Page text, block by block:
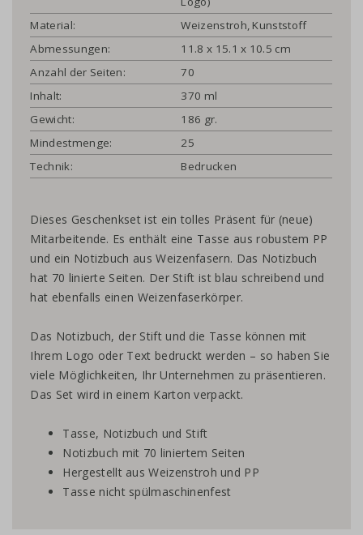
Material:
Weizenstroh, Kunststoff
Abmessungen:
11.8 x 15.1 x 10.5 cm
Anzahl der Seiten:
70
Inhalt:
370 ml
Gewicht:
186 gr.
Mindestmenge:
25
Technik:
Bedrucken
Dieses Geschenkset ist ein tolles Präsent für (neue)
Mitarbeitende. Es enthält eine Tasse aus robustem PP
und ein Notizbuch aus Weizenfasern. Das Notizbuch
hat 70 linierte Seiten. Der Stift ist blau schreibend und
hat ebenfalls einen Weizenfaserkörper.
Das Notizbuch, der Stift und die Tasse können mit
Ihrem Logo oder Text bedruckt werden – so haben Sie
viele Möglichkeiten, Ihr Unternehmen zu präsentieren.
Das Set wird in einem Karton verpackt.
Tasse, Notizbuch und Stift
Notizbuch mit 70 liniertem Seiten
Hergestellt aus Weizenstroh und PP
Tasse nicht spülmaschinenfest